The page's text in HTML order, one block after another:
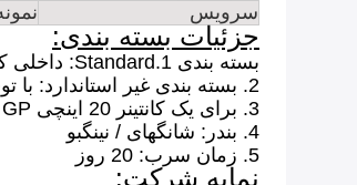
سرویس
جزئیات بسته بندی:
بسته بندی 1.Standard: داخلی کیسه های پلاستیکی و کیسه بافته شده بیرونی است.
2. بسته بندی غیر استاندارد: با توجه به نیاز شما؛
3. برای یک کانتینر 20 اینچی GP و در حدود 21،000 کیلو گرم
4. بندر: شانگهای / نینگبو
5. زمان سرب: 20 روز
نمایه شرکت: